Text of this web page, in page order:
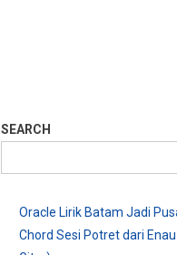
SEARCH
Oracle Lirik Batam Jadi
Chord Sesi Potret dari